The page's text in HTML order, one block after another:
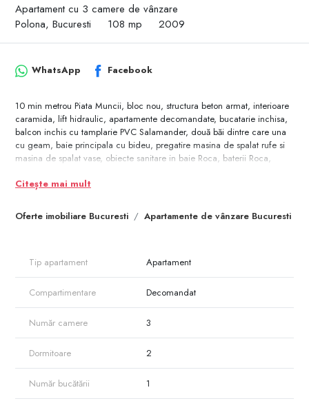
Apartament cu 3 camere de vânzare
Polona, Bucuresti
108 mp 2009
Oferte imobiliare Bucuresti Apartamente de vânzare Bucuresti
WhatsApp Facebook
10 min metrou Piata Muncii, bloc nou, structura beton armat, interioare
caramida, lift hidraulic, apartamente decomandate, bucatarie inchisa,
balcon inchis cu tamplarie PVC Salamander, două băi dintre care una
cu geam, baie principala cu bideu, pregatire masina de spalat rufe si
masina de spalat vase, obiecte sanitare in baie Roca, baterii Roca,
cu boiler incorporat, interfon video, finisaje calitate superioara,
16, usi interior import Grecia, contorizate individual,
Citește mai mult
Tip apartament Apartament
Compartimentare Decomandat
Număr camere 3
Dormitoare 2
Număr bucătării 1